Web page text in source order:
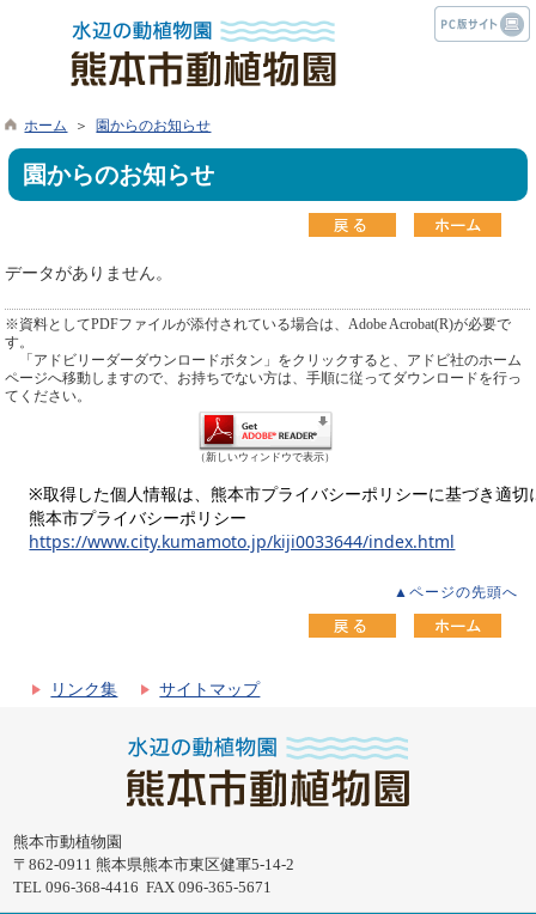
ホーム ＞ 園からのお知らせ
園からのお知らせ
データがありません。
※資料としてPDFファイルが添付されている場合は、Adobe Acrobat(R)が必要で
す。
「アドビリーダーダウンロードボタン」をクリックすると、アドビ社のホーム
ページへ移動しますので、お持ちでない方は、手順に従ってダウンロードを行っ
てください。
（新しいウィンドウで表示）
※取得した個人情報は、熊本市プライバシーポリシーに基づき適切
熊本市プライバシーポリシー
https://www.city.kumamoto.jp/kiji0033644/index.html
▲ページの先頭へ
リンク集 サイトマップ
熊本市動植物園
〒862-0911 熊本県熊本市東区健軍5-14-2
TEL 096-368-4416 FAX 096-365-5671